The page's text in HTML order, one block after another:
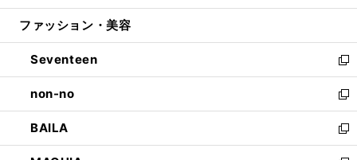
開
ウ
開
く
ン
ウ
で
開
く
ウ
ン
ド
ウ
で
開
く
ファッション・美容
Seventeen
新
し
い
ウ
ィ
ン
non-no
新
し
い
ウ
BAILA
新
し